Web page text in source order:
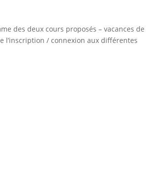
des deux cours proposés – vacances de
l’inscription / connexion aux différentes